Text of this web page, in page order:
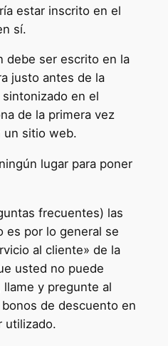
estar inscrito en el
sí.
debe ser escrito en la
justo antes de la
en el
de la primera vez
un sitio web.
lugar para poner
frecuentes) las
es por lo general se
al cliente» de la
usted no puede
y pregunte al
de descuento en
utilizado.